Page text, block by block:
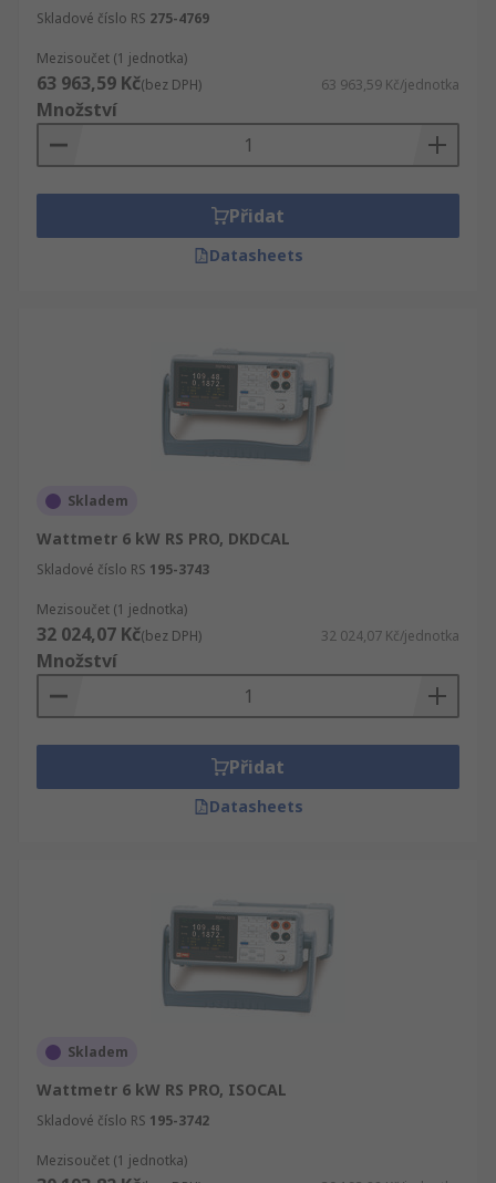
Skladové číslo RS 275-4769
Mezisoučet (1 jednotka)
63 963,59 Kč(bez DPH) 63 963,59 Kč/jednotka
Množství
Přidat
Datasheets
Skladem
Wattmetr 6 kW RS PRO, DKDCAL
Skladové číslo RS 195-3743
Mezisoučet (1 jednotka)
32 024,07 Kč(bez DPH) 32 024,07 Kč/jednotka
Množství
Přidat
Datasheets
Skladem
Wattmetr 6 kW RS PRO, ISOCAL
Skladové číslo RS 195-3742
Mezisoučet (1 jednotka)